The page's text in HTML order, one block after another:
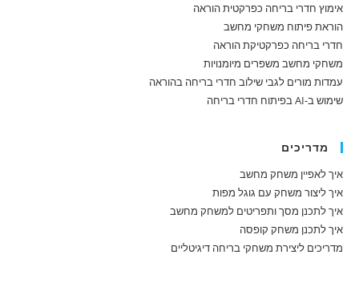
אימוץ חדרי בריחה כפרקטית הוראה
הוראת פיתוח משחקי מחשב
חדרי בריחה כפרקטיקת הוראה
משחקי מחשב משפרים מיומנויות
עמדות מורים לגבי שילוב חדרי בריחה בהוראה
שימוש ב-AI בפיתוח חדרי בריחה
מדריכים
איך לאפיין משחק מחשב
איך ליצור משחק עם גוגל מפות
איך לתכנן מסך ותפריטים למשחק מחשב
איך לתכנן משחק קופסה
מדריכים ליצירת משחקי בריחה דיגיטליים